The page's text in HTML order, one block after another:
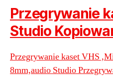
Przegrywanie
Studio
Przegrywanie kaset VHS
8mm,audio Studio